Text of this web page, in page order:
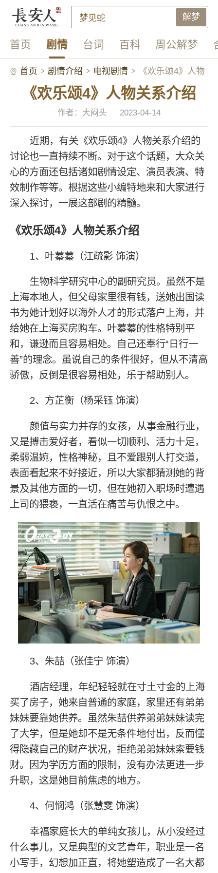
解梦
首页 剧情 台词 百科 周公解梦
首页 剧情介绍 电视剧情 《欢乐颂4》人物
关系介绍
《欢乐颂4》人物关系介绍
作者：大闷头 2023-04-14
近期，有关《欢乐颂4》人物关系介绍的
讨论也一直持续不断。对于这个话题，大众关
心的方面还包括诸如剧情设定、演员表演、特
效制作等等。根据这些小编特地来和大家进行
深入探讨，一展这部剧的精髓。
《欢乐颂4》人物关系介绍
1、叶蓁蓁（江疏影 饰演）
生物科学研究中心的副研究员。虽然不是
上海本地人，但父母家里很有钱，送她出国读
书为她计划好以海外人才的形式落户上海，并
给她在上海买房购车。叶蓁蓁的性格特别平
和，谦逊而且容易相处。自己还奉行“日行一
善”的理念。虽说自己的条件很好，但从不清高
骄傲，反倒是很容易相处，乐于帮助别人。
2、方芷衡（杨采钰 饰演）
颜值与实力并存的女孩，从事金融行业，
又是搏击爱好者，看似一切顺利、活力十足，
柔弱温婉，性格神秘，且不爱跟别人打交道，
表面看起来不好接近，所以大家都猜测她的背
景及其他方面的一切，但在她初入职场时遭遇
上司的猥亵，一直活在痛苦与仇恨之中。
3、朱喆（张佳宁 饰演）
酒店经理，年纪轻轻就在寸土寸金的上海
买了房子，她来自普通的家庭，家里还有弟弟
妹妹要靠她供养。虽然朱喆供养弟弟妹妹读完
了大学，但是她却不是无条件地付出，反而懂
得隐藏自己的财产状况，拒绝弟弟妹妹索要钱
财。因为学历方面的限制，没有办法更进一步
升职，这是她目前焦虑的地方。
4、何悯鸿（张慧雯 饰演）
幸福家庭长大的单纯女孩儿，从小没经过
什么事儿，又是典型的文艺青年，职业是一名
小写手，幻想加正直，将她塑造成了一名大都